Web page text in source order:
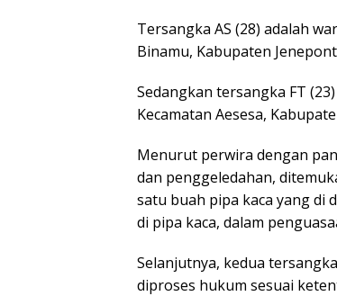
Tersangka AS (28) adalah
Binamu, Kabupaten
Sedangkan tersangka FT
Kecamatan Aesesa,
Menurut perwira dengan
dan penggeledahan,
satu buah pipa kaca yang di
di pipa kaca, dalam
Selanjutnya, kedua
diproses hukum sesuai